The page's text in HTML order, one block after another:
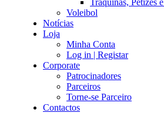
Traquinas, Petizes
Voleibol
Notícias
Loja
Minha Conta
Log in | Registar
Corporate
Patrocinadores
Parceiros
Torne-se Parceiro
Contactos